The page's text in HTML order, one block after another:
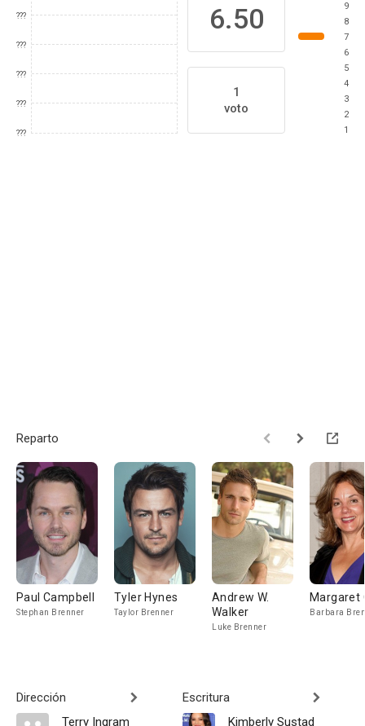
???
???
???
???
???
6.50
1
voto
9
8
7
6
5
4
3
2
1
Reparto
Paul Campbell
Stephan Brenner
Tyler Hynes
Taylor Brenner
Andrew W.
Walker
Luke Brenner
Margaret
Barbara
Dirección
Terry Ingram
Escritura
Kimberly Sustad